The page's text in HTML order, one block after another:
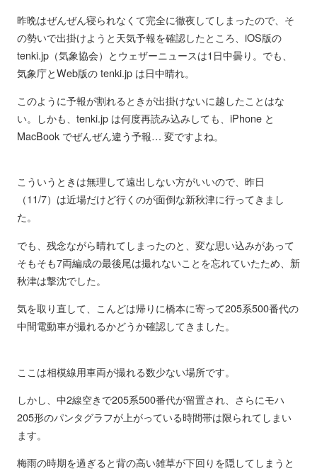
昨晩はぜんぜん寝られなくて完全に徹夜してしまったので、そ
の勢いで出掛けようと天気予報を確認したところ、iOS版の
tenki.jp（気象協会）とウェザーニュースは1日中曇り。でも、
気象庁とWeb版の tenki.jp は日中晴れ。
このように予報が割れるときが出掛けないに越したことはな
い。しかも、tenki.jp は何度再読み込みしても、iPhone と
MacBook でぜんぜん違う予報… 変ですよね。
こういうときは無理して遠出しない方がいいので、昨日
（11/7）は近場だけど行くのが面倒な新秋津に行ってきまし
た。
でも、残念ながら晴れてしまったのと、変な思い込みがあって
そもそも7両編成の最後尾は撮れないことを忘れていたため、新
秋津は撃沈でした。
気を取り直して、こんどは帰りに橋本に寄って205系500番代の
中間電動車が撮れるかどうか確認してきました。
ここは相模線用車両が撮れる数少ない場所です。
しかし、中2線空きで205系500番代が留置され、さらにモハ
205形のパンタグラフが上がっている時間帯は限られてしまい
ます。
梅雨の時期を過ぎると背の高い雑草が下回りを隠してしまうと